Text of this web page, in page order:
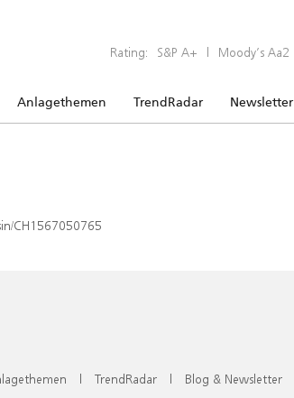
Rating: S&P A+ | Moody’s Aa2
Anlagethemen TrendRadar Newsletter
CH1567050765
| TrendRadar | Blog & Newsletter